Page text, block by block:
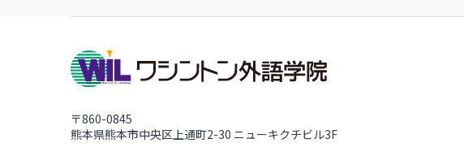
〒860-0845
熊本県熊本市中央区上通町2-30 ニューキクチビル3F